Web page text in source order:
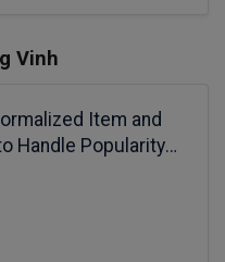
Vinh
Item and
Handle Popularity